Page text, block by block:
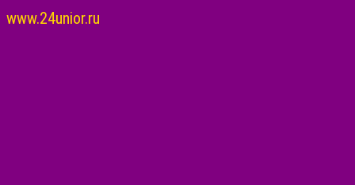
www.24unior.ru